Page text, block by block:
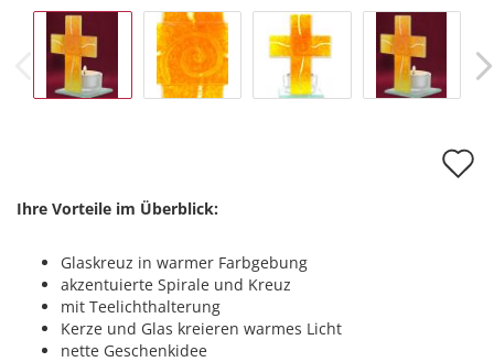
Ihre Vorteile im Überblick:
Glaskreuz in warmer Farbgebung
akzentuierte Spirale und Kreuz
mit Teelichthalterung
Kerze und Glas kreieren warmes Licht
nette Geschenkidee